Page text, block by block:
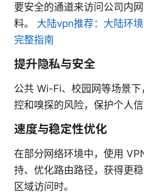
要安全的通道来访问公司内
料。 大陆vpn推荐：大陆环
完整指南
提升隐私与安全
公共 Wi-Fi、校园网等场景
控和嗅探的风险，保护个人信
速度与稳定性优化
在部分网络环境中，使用
持、优化路由路径，获得更
区域访问时。